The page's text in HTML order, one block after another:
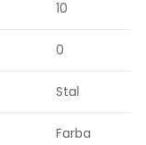
10
0
Stal
Farba